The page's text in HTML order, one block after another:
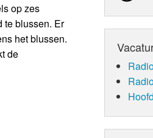
op zes
te blussen. Er
het blussen.
de